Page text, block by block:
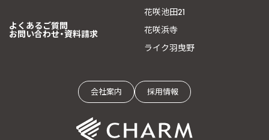
花咲池田21
花咲浜寺
ライク羽曳野
よくあるご質問
お問い合わせ・資料請求
会社案内 採用情報